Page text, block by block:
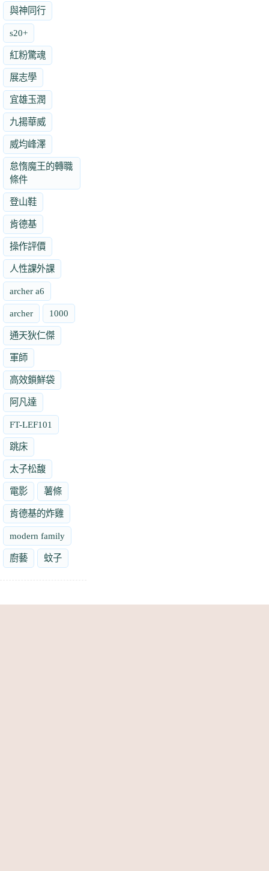
與神同行
s20+
紅粉驚魂
展志學
宜雄玉潤
九揚華威
威均峰澤
怠惰魔王的轉職
條件
登山鞋
肯德基
操作評價
人性課外課
archer a6
archer 1000
通天狄仁傑
軍師
高效鎖鮮袋
阿凡達
FT-LEF101
跳床
太子松馥
電影 薯條
肯德基的炸雞
modern family
廚藝 蚊子